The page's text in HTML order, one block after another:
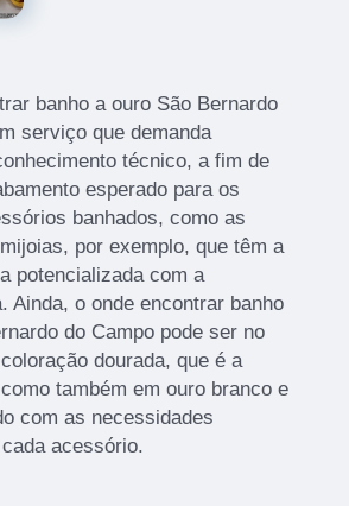
banho a ouro São Bernardo
serviço que demanda
técnico, a fim de
esperado para os
banhados, como as
por exemplo, que têm a
potencializada com a
Ainda, o onde encontrar banho
do Campo pode ser no
dourada, que é a
também em ouro branco e
com as necessidades
acessório.